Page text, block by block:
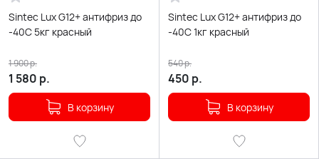
Sintec Lux G12+ антифриз до
-40С 5кг красный
1 580 р.
1 900р.
В корзину
Sintec Lux G12+ антифриз до
-40С 1кг красный
450 р.
540р.
В корзину